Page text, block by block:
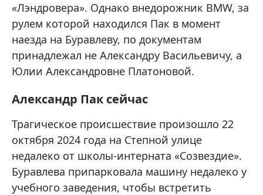
«Лэндровера». Однако внедорожник BMW, за
рулем которой находился Пак в момент
наезда на Буравлеву, по документам
принадлежал не Александру Васильевичу, а
Юлии Александровне Платоновой.
Александр Пак сейчас
Трагическое происшествие произошло 22
октября 2024 года на Степной улице
недалеко от школы-интерната «Созвездие».
Буравлева припарковала машину недалеко у
учебного заведения, чтобы встретить